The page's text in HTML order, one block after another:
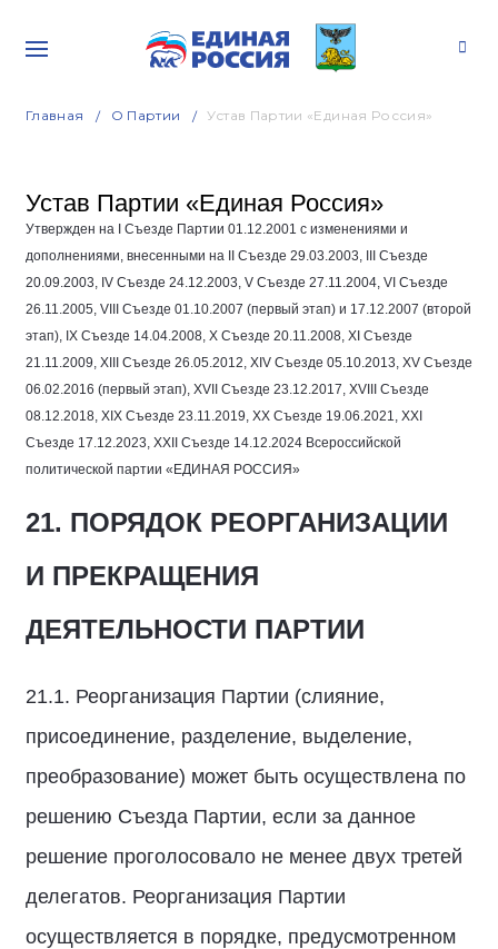
Главная О Партии Устав Партии «Единая Россия»
Устав Партии «Единая Россия»
Утвержден на I Съезде Партии 01.12.2001 с изменениями и
дополнениями, внесенными на II Съезде 29.03.2003, III Съезде
20.09.2003, IV Съезде 24.12.2003, V Съезде 27.11.2004, VI Съезде
26.11.2005, VIII Съезде 01.10.2007 (первый этап) и 17.12.2007 (второй
этап), IX Съезде 14.04.2008, Х Съезде 20.11.2008, ХI Съезде
21.11.2009, ХIII Съезде 26.05.2012, ХIV Съезде 05.10.2013, ХV Съезде
06.02.2016 (первый этап), XVII Съезде 23.12.2017, XVIII Съезде
08.12.2018, XIX Съезде 23.11.2019, XX Съезде 19.06.2021, XXI
Съезде 17.12.2023, XXII Съезде 14.12.2024 Всероссийской
политической партии «ЕДИНАЯ РОССИЯ»
21. ПОРЯДОК РЕОРГАНИЗАЦИИ
И ПРЕКРАЩЕНИЯ
ДЕЯТЕЛЬНОСТИ ПАРТИИ
21.1. Реорганизация Партии (слияние,
присоединение, разделение, выделение,
преобразование) может быть осуществлена по
решению Съезда Партии, если за данное
решение проголосовало не менее двух третей
делегатов. Реорганизация Партии
осуществляется в порядке, предусмотренном